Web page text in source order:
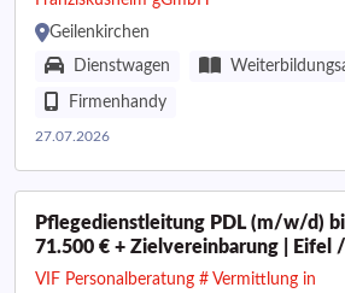
Geilenkirchen
Dienstwagen
Firmenhandy
27.07.2026
Pflegedienstleitung PDL (m/w/d)
71.500 € + Zielvereinbarung | Eifel /
Kreis Euskirchen
VIF Personalberatung # Vermittlung in